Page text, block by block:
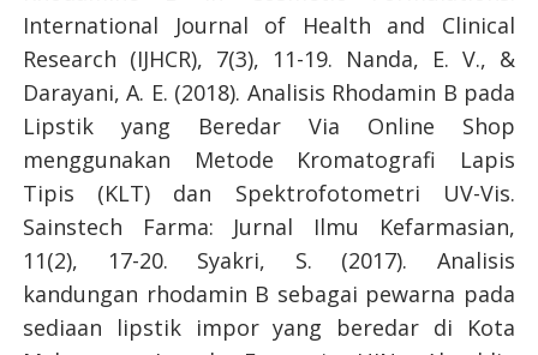
International Journal of Health and Clinical
Research (IJHCR), 7(3), 11-19. Nanda, E. V., &
Darayani, A. E. (2018). Analisis Rhodamin B pada
Lipstik yang Beredar Via Online Shop
menggunakan Metode Kromatografi Lapis
Tipis (KLT) dan Spektrofotometri UV-Vis.
Sainstech Farma: Jurnal Ilmu Kefarmasian,
11(2), 17-20. Syakri, S. (2017). Analisis
kandungan rhodamin B sebagai pewarna pada
sediaan lipstik impor yang beredar di Kota